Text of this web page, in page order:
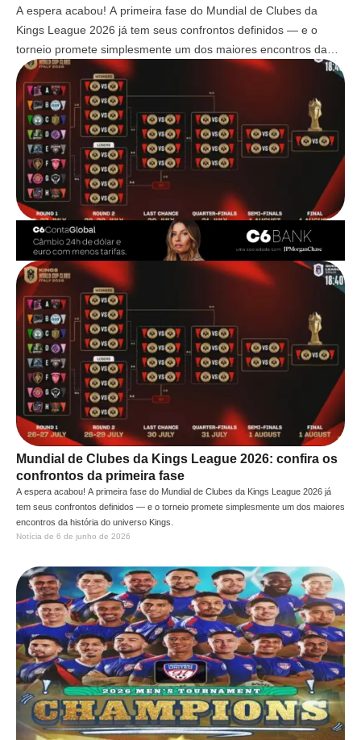
A espera acabou! A primeira fase do Mundial de Clubes da
Kings League 2026 já tem seus confrontos definidos — e o
torneio promete simplesmente um dos maiores encontros da
história do universo Kings.
Mundial de Clubes da Kings League 2026: confira os
confrontos da primeira fase
A espera acabou! A primeira fase do Mundial de Clubes da Kings League 2026 já
tem seus confrontos definidos — e o torneio promete simplesmente um dos maiores
encontros da história do universo Kings.
Notícia de 6 de junho de 2026